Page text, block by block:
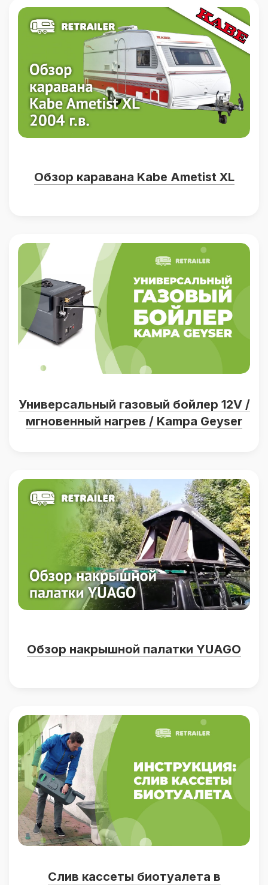
Обзор каравана Kabe Ametist XL
Универсальный газовый бойлер 12V /
мгновенный нагрев / Kampa Geyser
Обзор накрышной палатки YUAGO
Слив кассеты биотуалета в